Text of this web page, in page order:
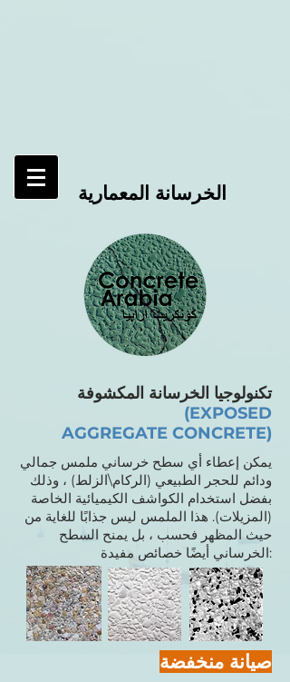
الخرسانة المعمارية
تكنولوجيا الخرسانة المكشوفة
(EXPOSED
AGGREGATE CONCRETE)
يمكن إعطاء أي سطح خرساني ملمس جمالي
ودائم للحجر الطبيعي (الركام\الزلط) ، وذلك
بفضل استخدام الكواشف الكيميائية الخاصة
(المزيلات). هذا الملمس ليس جذابًا للغاية من
حيث المظهر فحسب ، بل يمنح السطح
الخرساني أيضًا خصائص مفيدة:
صيانة منخفضة